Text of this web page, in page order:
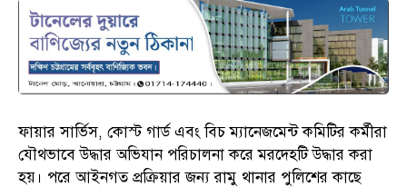
ফায়ার সার্ভিস, কোস্ট গার্ড এবং বিচ ম্যানেজমেন্ট কমিটির কর্মীরা
যৌথভাবে উদ্ধার অভিযান পরিচালনা করে মরদেহটি উদ্ধার করা
হয়। পরে আইনগত প্রক্রিয়ার জন্য রামু থানার পুলিশের কাছে